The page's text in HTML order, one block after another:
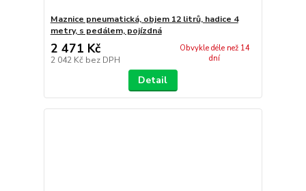
Maznice pneumatická, objem 12 litrů, hadice 4
metry, s pedálem, pojízdná
2 471 Kč
2 042 Kč bez DPH
Obvykle déle než 14
dní
Detail